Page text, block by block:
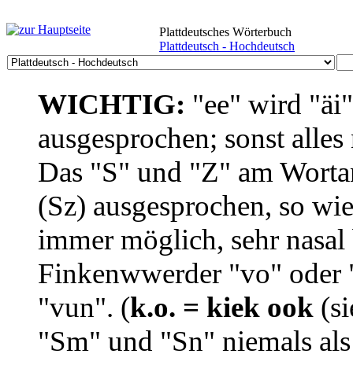
Plattdeutsches Wörterbuch
Plattdeutsch - Hochdeutsch
WICHTIG: "ee" wird
ausgesprochen; sonst
Das "S" und "Z" am
(Sz) ausgesprochen, so
immer möglich, sehr
Finkenwwerder "vo"
"vun". (k.o. = kiek ook
"Sm" und "Sn" niemals